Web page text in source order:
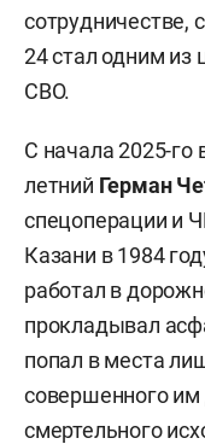
сотрудничестве,
24 стал одним из
СВО.
С начала 2025-го
летний Герман
спецоперации и
Казани в 1984
работал в
прокладывал
попал в места
совершенного
смертельного